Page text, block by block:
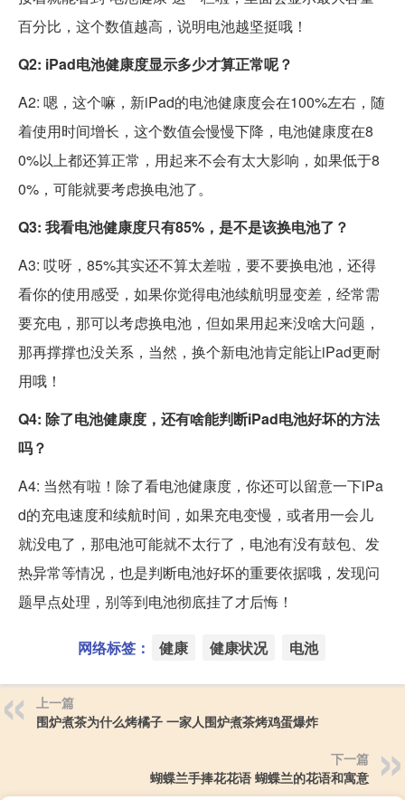
百分比，这个数值越高，说明电池越坚挺哦！
Q2: iPad电池健康度显示多少才算正常呢？
A2: 嗯，这个嘛，新iPad的电池健康度会在100%左右，随
着使用时间增长，这个数值会慢慢下降，电池健康度在8
0%以上都还算正常，用起来不会有太大影响，如果低于8
0%，可能就要考虑换电池了。
Q3: 我看电池健康度只有85%，是不是该换电池了？
A3: 哎呀，85%其实还不算太差啦，要不要换电池，还得
看你的使用感受，如果你觉得电池续航明显变差，经常需
要充电，那可以考虑换电池，但如果用起来没啥大问题，
那再撑撑也没关系，当然，换个新电池肯定能让iPad更耐
用哦！
Q4: 除了电池健康度，还有啥能判断iPad电池好坏的方法
吗？
A4: 当然有啦！除了看电池健康度，你还可以留意一下iPa
d的充电速度和续航时间，如果充电变慢，或者用一会儿
就没电了，那电池可能就不太行了，电池有没有鼓包、发
热异常等情况，也是判断电池好坏的重要依据哦，发现问
题早点处理，别等到电池彻底挂了才后悔！
网络标签： 健康 健康状况 电池
上一篇
围炉煮茶为什么烤橘子 一家人围炉煮茶烤鸡蛋爆炸
下一篇
蝴蝶兰手捧花花语 蝴蝶兰的花语和寓意